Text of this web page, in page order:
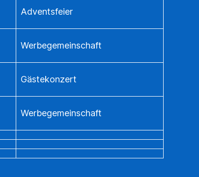
Adventsfeier
Werbegemeinschaft
Gästekonzert
Werbegemeinschaft